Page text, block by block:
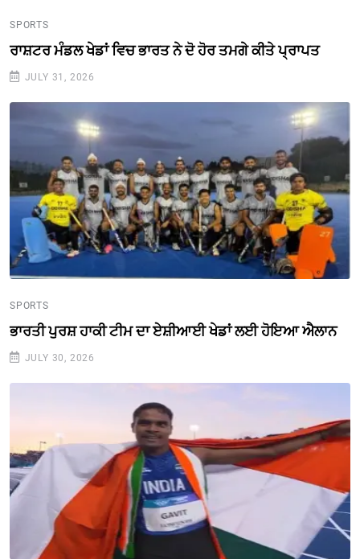
SPORTS
ਰਾਸ਼ਟਰ ਮੰਡਲ ਖੇਡਾਂ ਵਿਚ ਭਾਰਤ ਨੇ ਦੋ ਹੋਰ ਤਮਗੇ ਕੀਤੇ ਪ੍ਰਾਪਤ
JULY 31, 2026
SPORTS
ਭਾਰਤੀ ਪੁਰਸ਼ ਹਾਕੀ ਟੀਮ ਦਾ ਏਸ਼ੀਆਈ ਖੇਡਾਂ ਲਈ ਹੋਇਆ ਐਲਾਨ
JULY 30, 2026